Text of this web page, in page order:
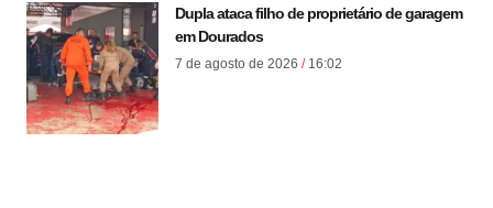
Dupla ataca filho de proprietário de garagem
em Dourados
7 de agosto de 2026 16:02